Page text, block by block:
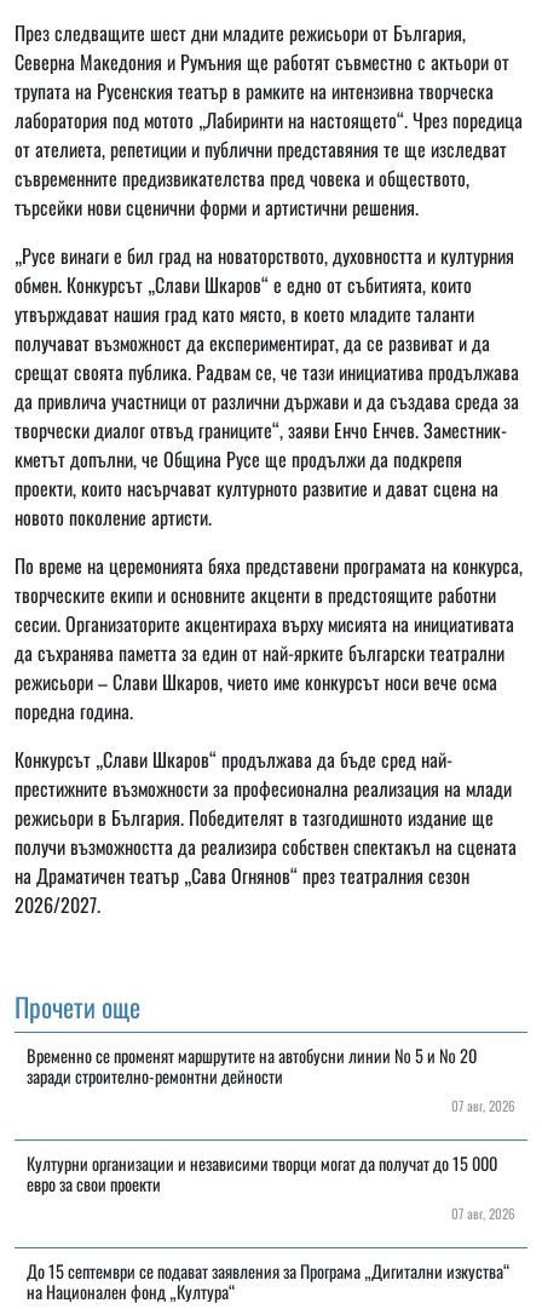
През следващите шест дни младите режисьори от България,
Северна Македония и Румъния ще работят съвместно с актьори от
трупата на Русенския театър в рамките на интензивна творческа
лаборатория под мотото „Лабиринти на настоящето“. Чрез поредица
от ателиета, репетиции и публични представяния те ще изследват
съвременните предизвикателства пред човека и обществото,
търсейки нови сценични форми и артистични решения.
„Русе винаги е бил град на новаторството, духовността и културния
обмен. Конкурсът „Слави Шкаров“ е едно от събитията, които
утвърждават нашия град като място, в което младите таланти
получават възможност да експериментират, да се развиват и да
срещат своята публика. Радвам се, че тази инициатива продължава
да привлича участници от различни държави и да създава среда за
творчески диалог отвъд границите“, заяви Енчо Енчев. Заместник-
кметът допълни, че Община Русе ще продължи да подкрепя
проекти, които насърчават културното развитие и дават сцена на
новото поколение артисти.
По време на церемонията бяха представени програмата на конкурса,
творческите екипи и основните акценти в предстоящите работни
сесии. Организаторите акцентираха върху мисията на инициативата
да съхранява паметта за един от най-ярките български театрални
режисьори – Слави Шкаров, чието име конкурсът носи вече осма
поредна година.
Конкурсът „Слави Шкаров“ продължава да бъде сред най-
престижните възможности за професионална реализация на млади
режисьори в България. Победителят в тазгодишното издание ще
получи възможността да реализира собствен спектакъл на сцената
на Драматичен театър „Сава Огнянов“ през театралния сезон
2026/2027.
Прочети още
Временно се променят маршрутите на автобусни линии № 5 и № 20
заради строително-ремонтни дейности
07 авг, 2026
Културни организации и независими творци могат да получат до 15 000
евро за свои проекти
07 авг, 2026
До 15 септември се подават заявления за Програма „Дигитални изкуства“
на Национален фонд „Култура“